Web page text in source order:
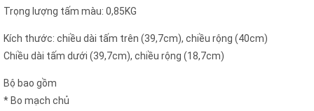
Trọng lượng tấm màu: 0,85KG
Kích thước: chiều dài tấm trên (39,7cm), chiều rộng (40cm)
Chiều dài tấm dưới (39,7cm), chiều rộng (18,7cm)
Bộ bao gồm
* Bo mạch chủ